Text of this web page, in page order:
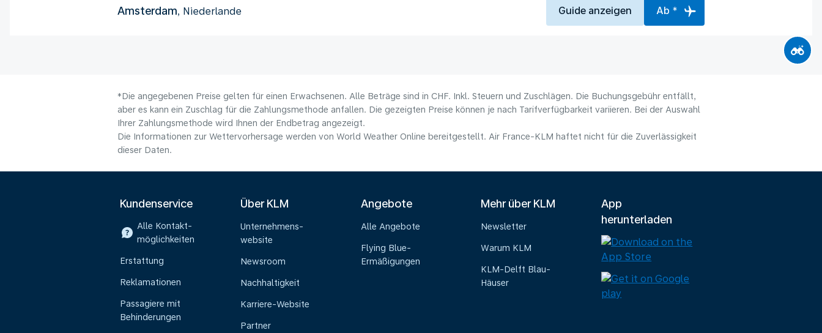
Amsterdam, Niederlande Guide anzeigen Ab *
*Die angegebenen Preise gelten für einen Erwachsenen. Alle Beträge sind in CHF. Inkl. Steuern und Zuschlägen. Die Buchungsgebühr entfällt,
aber es kann ein Zuschlag für die Zahlungsmethode anfallen. Die gezeigten Preise können je nach Tarifverfügbarkeit variieren. Bei der Auswahl
Ihrer Zahlungsmethode wird Ihnen der Endbetrag angezeigt.
Die Informationen zur Wettervorhersage werden von World Weather Online bereitgestellt. Air France-KLM haftet nicht für die Zuverlässigkeit
dieser Daten.
Kundenservice
Alle Kontakt-
möglichkeiten
Erstattung
Reklamationen
Passagiere mit
Behinderungen
Über KLM
Unternehmens-
website
Newsroom
Nachhaltigkeit
Karriere-Website
Partner
Angebote
Alle Angebote
Flying Blue-
Ermäßigungen
Mehr über KLM
Newsletter
Warum KLM
KLM-Delft Blau-
Häuser
App
herunterladen